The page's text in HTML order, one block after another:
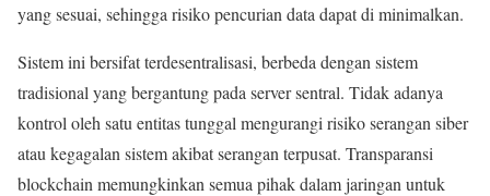
yang sesuai, sehingga risiko pencurian data dapat di minimalkan.
Sistem ini bersifat terdesentralisasi, berbeda dengan sistem
tradisional yang bergantung pada server sentral. Tidak adanya
kontrol oleh satu entitas tunggal mengurangi risiko serangan siber
atau kegagalan sistem akibat serangan terpusat. Transparansi
blockchain memungkinkan semua pihak dalam jaringan untuk